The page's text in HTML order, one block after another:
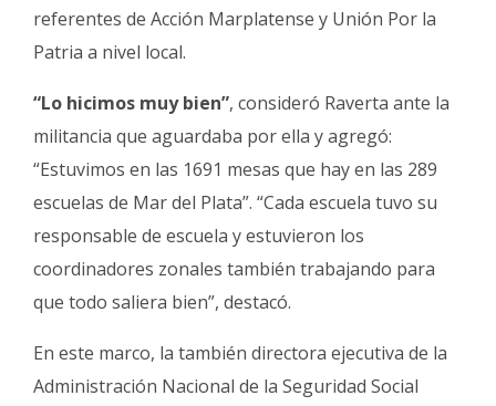
referentes de Acción Marplatense y Unión Por la
Patria a nivel local.
“Lo hicimos muy bien”, consideró Raverta ante la
militancia que aguardaba por ella y agregó:
“Estuvimos en las 1691 mesas que hay en las 289
escuelas de Mar del Plata”. “Cada escuela tuvo su
responsable de escuela y estuvieron los
coordinadores zonales también trabajando para
que todo saliera bien”, destacó.
En este marco, la también directora ejecutiva de la
Administración Nacional de la Seguridad Social